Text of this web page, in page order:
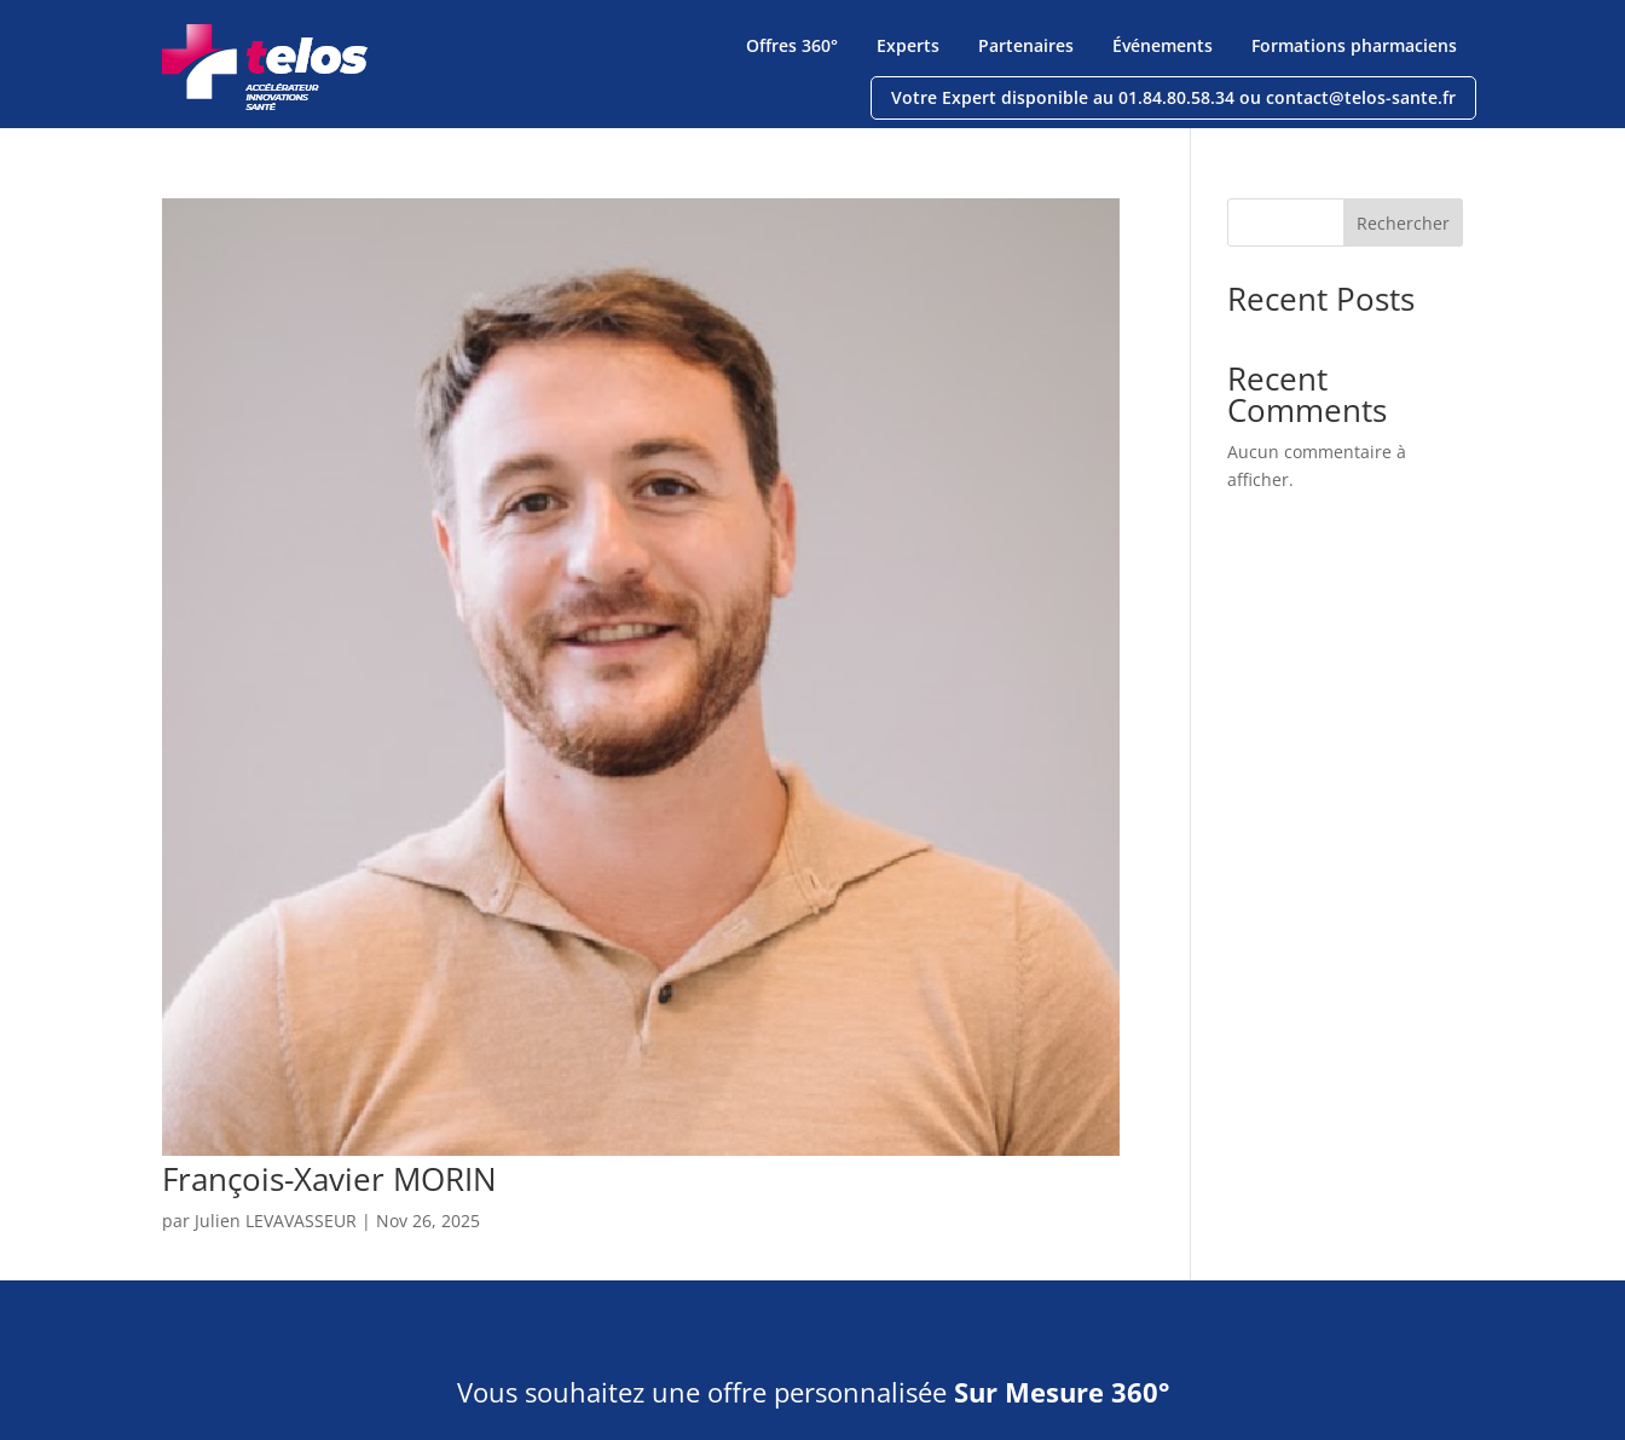
Offres 360° Experts Partenaires Événements Formations pharmaciens
Votre Expert disponible au 01.84.80.58.34 ou contact@telos-sante.fr
François-Xavier MORIN
par Julien LEVAVASSEUR | Nov 26, 2025
Rechercher
Recent Posts
Recent
Comments
Aucun commentaire à
afficher.
Vous souhaitez une offre personnalisée Sur Mesure 360°